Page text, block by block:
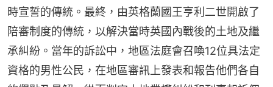
時宣誓的傳統。最終，由英格蘭國王亨利二世開啟了
陪審制度的傳統，以解決當時英國內戰後的土地及繼
承糾紛。當年的訴訟中，地區法庭會召喚12位具法定
資格的男性公民，在地區審訊上發表和報告他們各自